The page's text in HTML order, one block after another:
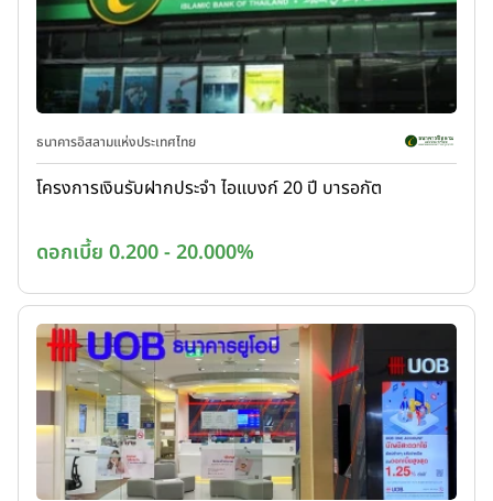
ธนาคารอิสลามแห่งประเทศไทย
โครงการเงินรับฝากประจำ ไอแบงก์ 20 ปี บารอกัต
ดอกเบี้ย 0.200 - 20.000%